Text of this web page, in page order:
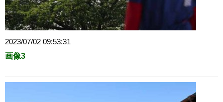
2023/07/02 09:53:31
画像3